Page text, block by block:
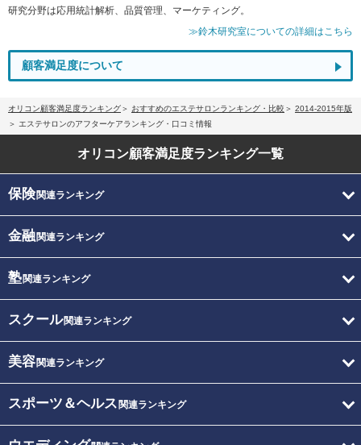
研究分野は応用統計解析、品質管理、マーケティング。
≫鈴木研究室についての詳細はこちら
顧客満足度について
オリコン顧客満足度ランキング おすすめのエステサロンランキング・比較
2014-2015年版
エステサロンのアフターケアランキング・口コミ情報
オリコン顧客満足度ランキング一覧
保険関連ランキング
金融関連ランキング
塾関連ランキング
スクール関連ランキング
美容関連ランキング
スポーツ＆ヘルス 関連ランキング